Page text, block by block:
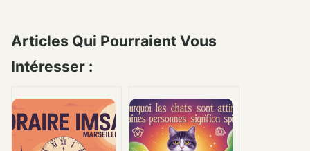
Articles Qui Pourraient Vous
Intéresser :